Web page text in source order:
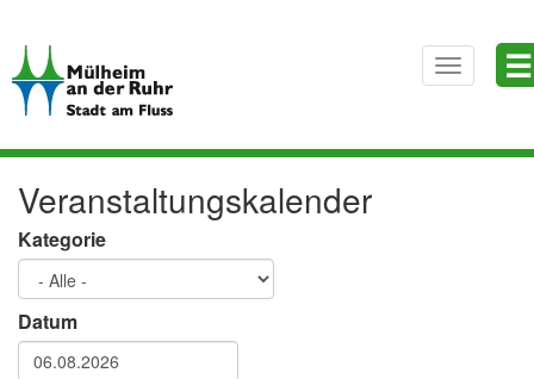
zum
Inhalt
Toggle
navigation
☰
Veranstaltungskalender
Kategorie
Datum